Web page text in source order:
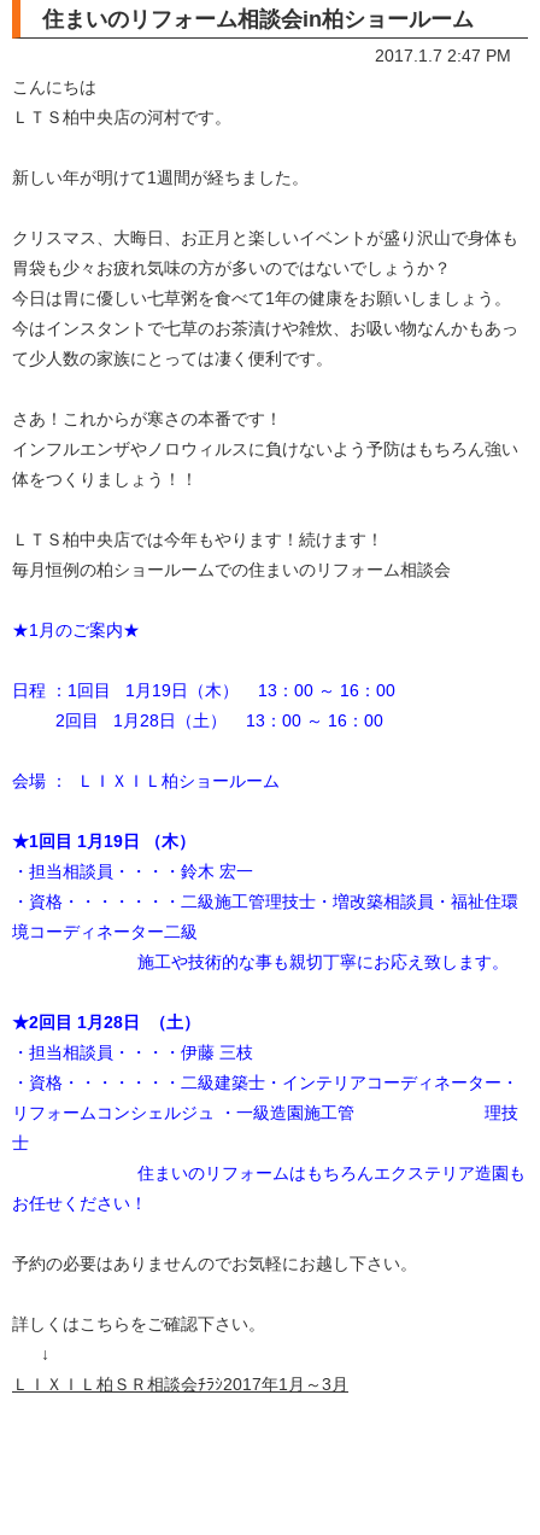
住まいのリフォーム相談会in柏ショールーム
2017.1.7 2:47 PM
こんにちは
ＬＴＳ柏中央店の河村です。
新しい年が明けて1週間が経ちました。
クリスマス、大晦日、お正月と楽しいイベントが盛り沢山で身体も
胃袋も少々お疲れ気味の方が多いのではないでしょうか？
今日は胃に優しい七草粥を食べて1年の健康をお願いしましょう。
今はインスタントで七草のお茶漬けや雑炊、お吸い物なんかもあっ
て少人数の家族にとっては凄く便利です。
さあ！これからが寒さの本番です！
インフルエンザやノロウィルスに負けないよう予防はもちろん強い
体をつくりましょう！！
ＬＴＳ柏中央店では今年もやります！続けます！
毎月恒例の柏ショールームでの住まいのリフォーム相談会
★1月のご案内★
日程 ：1回目 1月19日（木） 13：00 ～ 16：00
2回目 1月28日（土） 13：00 ～ 16：00
会場 ： ＬＩＸＩＬ柏ショールーム
★1回目 1月19日
（木）
・担当相談員・・・・鈴木 宏一
・資格・・・・・・・二級施工管理技士・増改築相談員・福祉住環
境コーディネーター二級
施工や技術的な事も親切丁寧にお応え致します。
★2回目 1月28日 （土）
・担当相談員・・・・伊藤 三枝
・資格・・・・・・・二級建築士・インテリアコーディネーター・
リフォームコンシェルジュ ・一級造園施工管 理技
士
住まいのリフォームはもちろんエクステリア造園も
お任せください！
予約の必要はありませんのでお気軽にお越し下さい。
詳しくはこちらをご確認下さい。
↓
ＬＩＸＩＬ柏ＳＲ相談会ﾁﾗｼ2017年1月～3月